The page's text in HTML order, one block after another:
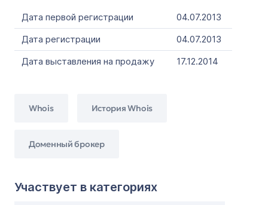
Дата первой регистрации
04.07.2013
Дата регистрации
04.07.2013
Дата выставления на продажу
17.12.2014
Whois История Whois
Доменный брокер
Участвует в категориях